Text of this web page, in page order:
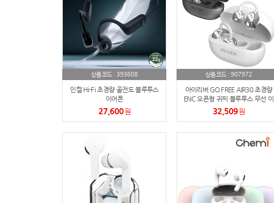
18 노트
19 스테들러
20
21 물티슈
22 티슈
23 손톱
24 손톱깍이
26 보냉
상품코드 : 393608
인켈 Hi-Fi 초경량 골전도 블루투스
이어폰
27,600원
상품코드 : 907972
아이리버 GO FREE AIR30 초경량
ENC 오픈형 귀찌 블루투스 무선 이
어폰
32,509원